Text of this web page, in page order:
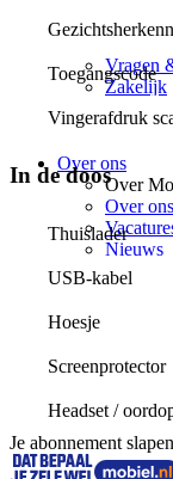
Klantenservice
Vragen
Zakelijk
Retour
Telefoon
Over ons
Over
Over ons
Nieuws
Pers
Toegangscode
Vingerafdruk
In de doos
Thuislader
USB-kabel
Hoesje
Screenprotector
Headset /
Je abonnement